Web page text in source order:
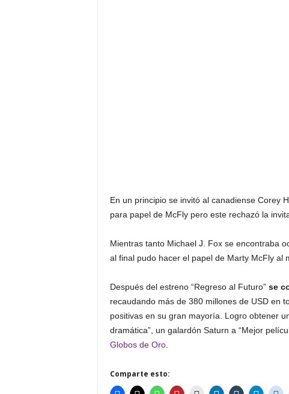
En un principio se invitó al canadiense Corey
para papel de McFly pero este rechazó la
Mientras tanto Michael J. Fox se encontraba
al final pudo hacer el papel de Marty McFly al
Después del estreno “Regreso al Futuro” se
recaudando más de 380 millones de USD en
positivas en su gran mayoría. Logro obtener
dramática”, un galardón Saturn a “Mejor
Globos de Oro.
Comparte esto: